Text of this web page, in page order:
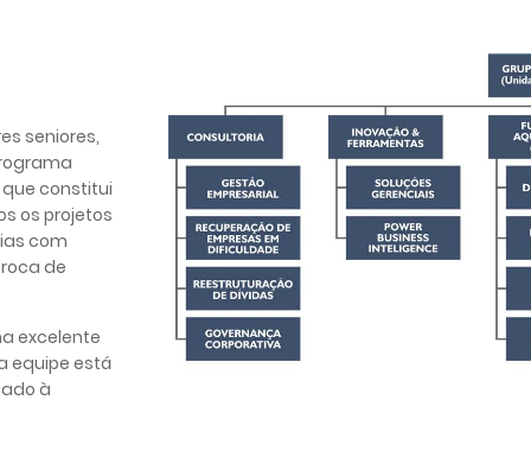
seniores,
constitui
os projetos
com
de
excelente
equipe está
à